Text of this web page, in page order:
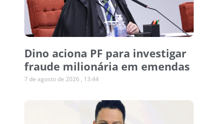
Dino aciona PF para investigar
fraude milionária em emendas
7 de agosto de 2026 13:44